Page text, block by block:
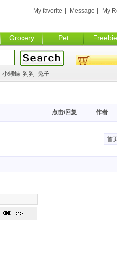
Grocery Pet Freebie
My favorite Message My
小蝴蝶 狗狗 兔子
作者
点击/回复
首